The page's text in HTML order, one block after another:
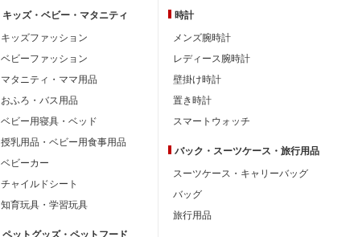
キッズ・ベビー・ マタニティ
キッズファッション
ベビーファッション
マタニティ・ママ用品
おふろ・バス用品
ベビー用寝具・ベッド
授乳用品・ベビー用食事用品
ベビーカー
チャイルドシート
知育玩具・学習玩具
ペットグッズ・ペットフード
時計
メンズ腕時計
レディース腕時計
壁掛け時計
置き時計
スマートウォッチ
バック・スーツケース・旅行用品
スーツケース・キャリーバッグ
バッグ
旅行用品